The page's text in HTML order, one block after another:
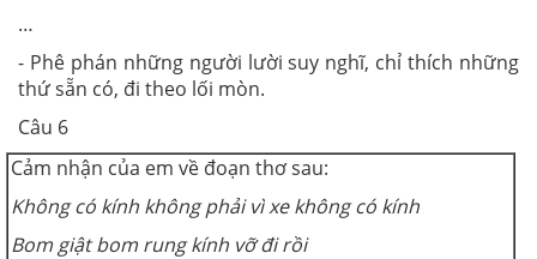
…
- Phê phán những người lười suy nghĩ, chỉ thích những
thứ sẵn có, đi theo lối mòn.
Câu 6
Cảm nhận của em về đoạn thơ sau:
Không có kính không phải vì xe không có kính
Bom giật bom rung kính vỡ đi rồi